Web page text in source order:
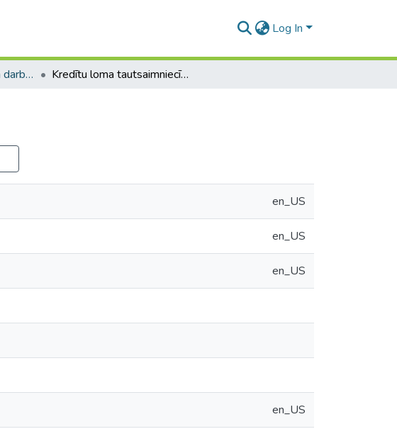
Log In
Bakalaura un maģistra darbi (ESZF) / Bachelor's and Master's theses Kredītu loma tautsaimniecības attīstībā
en_US
en_US
en_US
en_US